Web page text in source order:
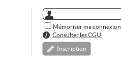
Mémoriser ma connexion
Consulter les CGU
Inscription